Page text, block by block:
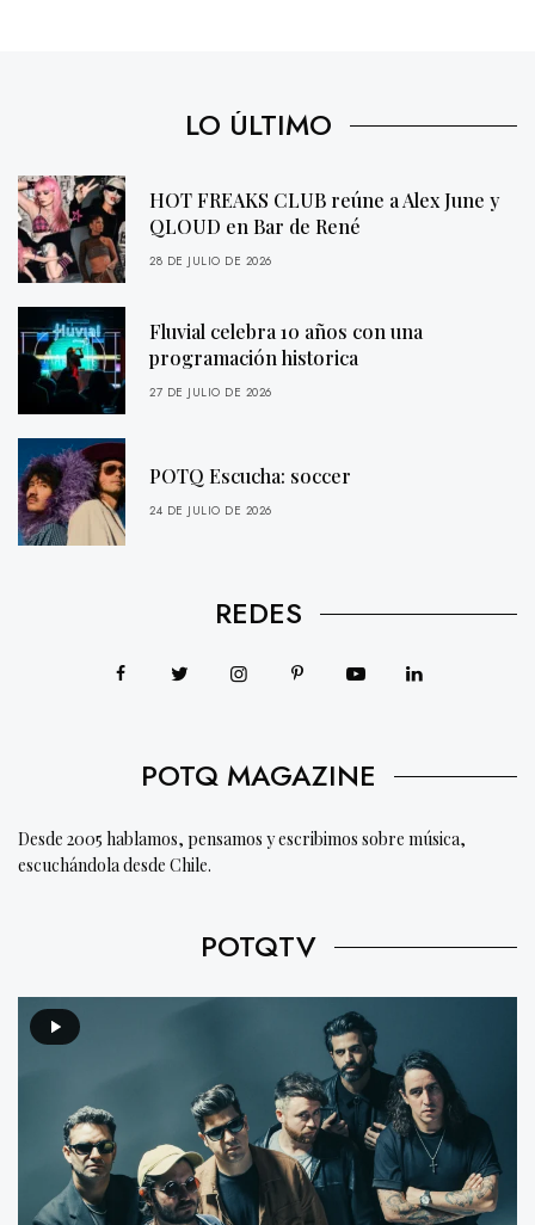
LO ÚLTIMO
HOT FREAKS CLUB reúne a Alex June y
QLOUD en Bar de René
28 DE JULIO DE 2026
Fluvial celebra 10 años con una
programación historica
27 DE JULIO DE 2026
POTQ Escucha: soccer
24 DE JULIO DE 2026
REDES
POTQ MAGAZINE
Desde 2005 hablamos, pensamos y escribimos sobre música,
escuchándola desde Chile.
POTQTV